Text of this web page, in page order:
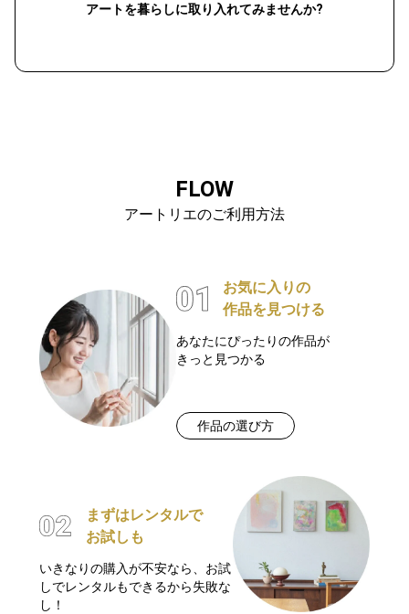
アートを暮らしに取り入れてみませんか?
FLOW
アートリエのご利用方法
お気に入りの
作品を見つける
あなたにぴったりの作品が
きっと見つかる
作品の選び方
まずはレンタルで
お試しも
いきなりの購入が不安なら、お試
しでレンタルもできるから失敗な
し！